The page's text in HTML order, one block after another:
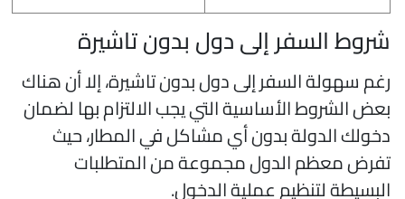
السفر إلى دول بدون تاشيرة
سهولة السفر إلى دول بدون تاشيرة، إلا أن هناك
الشروط الأساسية التي يجب الالتزام بها لضمان
الدولة بدون أي مشاكل في المطار، حيث
معظم الدول مجموعة من المتطلبات
لتنظيم عملية الدخول.